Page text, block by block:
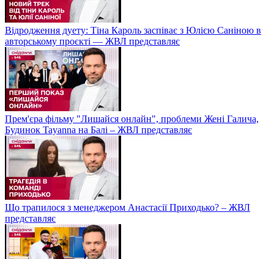
Відродження дуету: Тіна Кароль заспіває з Юлією Саніною в
авторському проєкті — ЖВЛ представляє
Прем'єра фільму "Лишайся онлайн", проблеми Жені Галича,
Будинок Tayanna на Балі – ЖВЛ представляє
Що трапилося з менеджером Анастасії Приходько? – ЖВЛ
представляє